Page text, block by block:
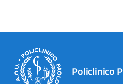
Policlinico